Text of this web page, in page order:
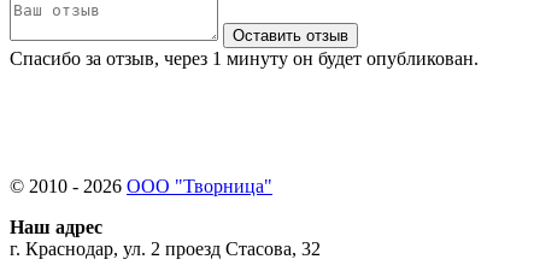
Оставить отзыв
Спасибо за отзыв, через 1 минуту он будет опубликован.
© 2010 - 2026 ООО "Творница"
Наш адрес
г. Краснодар, ул. 2 проезд Стасова, 32